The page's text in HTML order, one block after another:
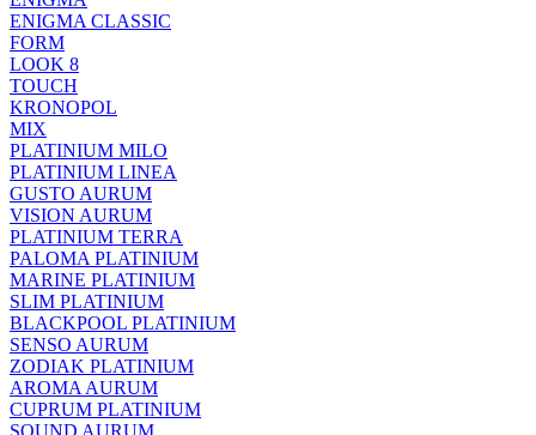
ENIGMA CLASSIC
FORM
LOOK 8
TOUCH
KRONOPOL
MIX
PLATINIUM MILO
PLATINIUM LINEA
GUSTO AURUM
VISION AURUM
PLATINIUM TERRA
PALOMA PLATINIUM
MARINE PLATINIUM
SLIM PLATINIUM
BLACKPOOL PLATINIUM
SENSO AURUM
ZODIAK PLATINIUM
AROMA AURUM
CUPRUM PLATINIUM
SOUND AURUM